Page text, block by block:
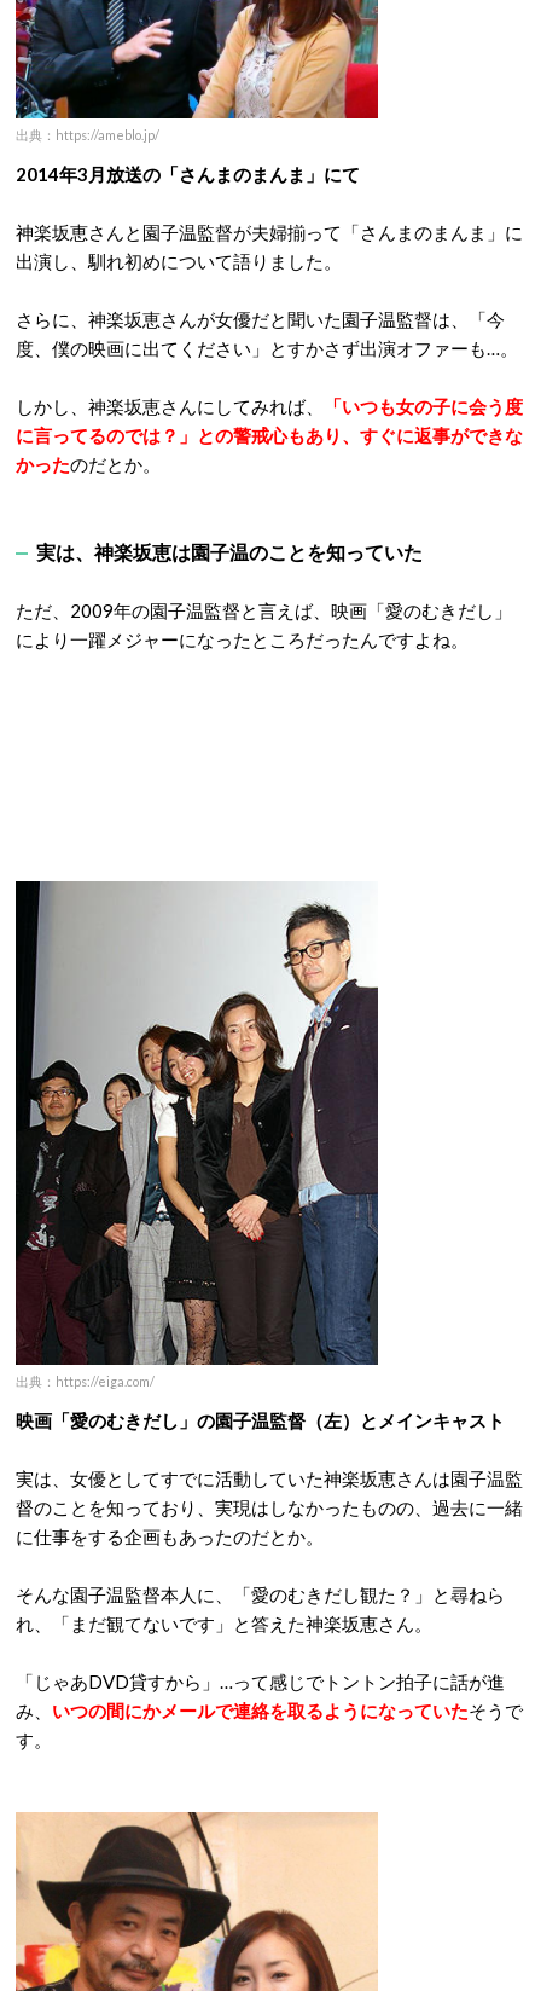
出典：https://ameblo.jp/
2014年3月放送の「さんまのまんま」にて
神楽坂恵さんと園子温監督が夫婦揃って「さんまのまんま」に
出演し、馴れ初めについて語りました。
さらに、神楽坂恵さんが女優だと聞いた園子温監督は、「今
度、僕の映画に出てください」とすかさず出演オファーも…。
しかし、神楽坂恵さんにしてみれば、
「いつも女の子に会う度
に言ってるのでは？」との警戒心もあり、すぐに返事ができな
かったのだとか。
実は、神楽坂恵は園子温のことを知っていた
ただ、2009年の園子温監督と言えば、映画「愛のむきだし」
により一躍メジャーになったところだったんですよね。
出典：https://eiga.com/
映画「愛のむきだし」の園子温監督（左）とメインキャスト
実は、女優としてすでに活動していた神楽坂恵さんは園子温監
督のことを知っており、実現はしなかったものの、過去に一緒
に仕事をする企画もあったのだとか。
そんな園子温監督本人に、「愛のむきだし観た？」と尋ねら
れ、「まだ観てないです」と答えた神楽坂恵さん。
「じゃあDVD貸すから」…って感じでトントン拍子に話が進
み、 いつの間にかメールで連絡を取るようになっていたそうで
す。